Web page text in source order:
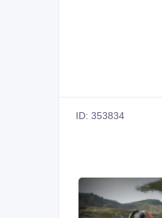
ID: 353834